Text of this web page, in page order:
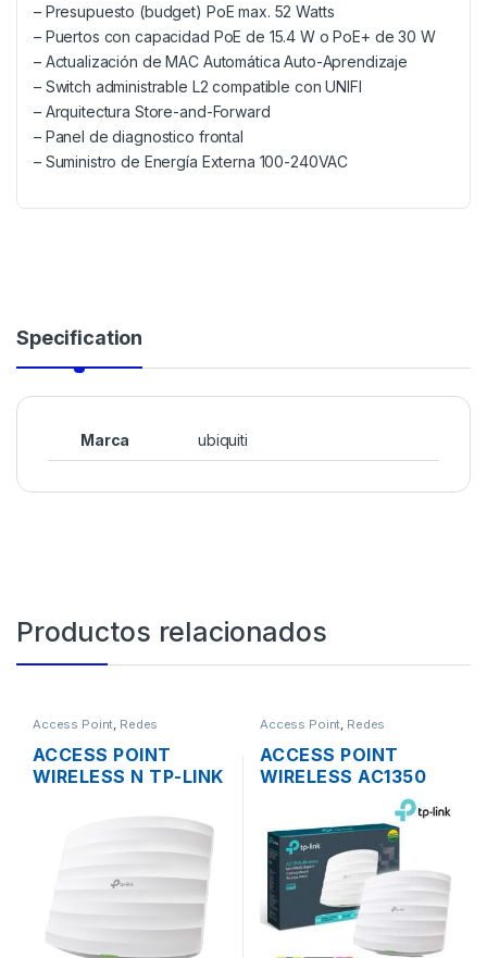
– Presupuesto (budget) PoE max. 52 Watts
– Puertos con capacidad PoE de 15.4 W o PoE+ de 30 W
– Actualización de MAC Automática Auto-Aprendizaje
– Switch administrable L2 compatible con UNIFI
– Arquitectura Store-and-Forward
– Panel de diagnostico frontal
– Suministro de Energía Externa 100-240VAC
Specification
Marca ubiquiti
Productos relacionados
Access Point, Redes
ACCESS POINT
WIRELESS N TP-LINK
ANTENAS INT.
300MBPS SOPORTA
Access Point, Redes
ACCESS POINT
WIRELESS AC1350
TP-LINK EAP225
DUAL BAND
1350MBPS GIGABIT
SOPORTA POE
MONTAJE EN
TECHO